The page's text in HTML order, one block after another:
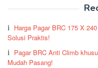
Harga Pagar BRC 175 X
Solusi Praktis!
Pagar BRC Anti Climb
Mudah Pasang!